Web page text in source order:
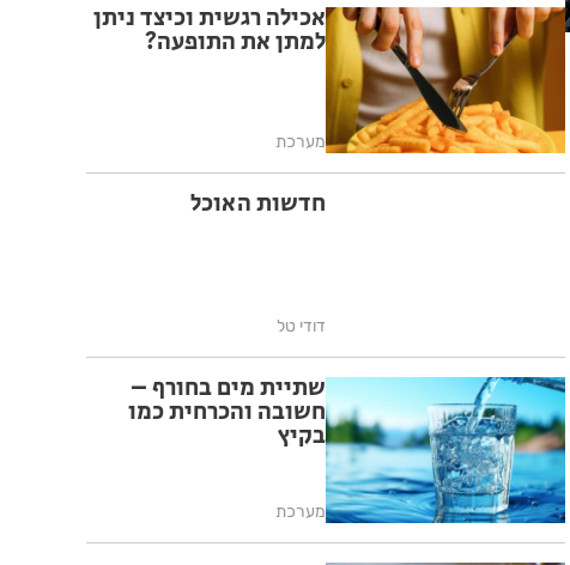
אכילה רגשית וכיצד ניתן
למתן את התופעה?
מערכת
חדשות האוכל
דודי טל
שתיית מים בחורף –
חשובה והכרחית כמו
בקיץ
מערכת